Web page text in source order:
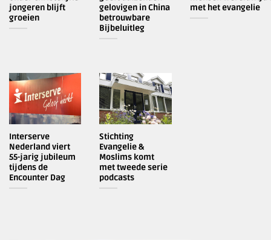
jongeren blijft
groeien
gelovigen in China
betrouwbare
Bijbeluitleg
met het evangelie
Interserve
Nederland viert
55-jarig jubileum
tijdens de
Encounter Dag
Stichting
Evangelie &
Moslims komt
met tweede serie
podcasts